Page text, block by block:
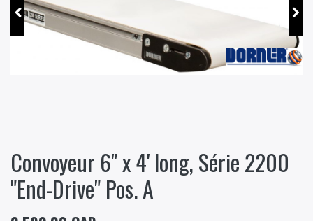
Convoyeur 6" x 4' long, Série 2200
"End-Drive" Pos. A